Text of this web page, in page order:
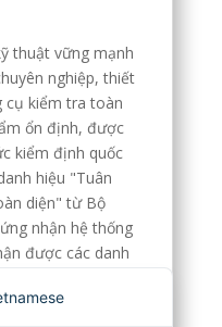
thuật vững mạnh
nghiệp, thiết
cụ kiểm tra toàn
ổn định, được
kiểm định quốc
hiệu "Tuân
diện" từ Bộ
nhận hệ thống
được các danh
chuẩn Kiểm
định Chất
(United States)